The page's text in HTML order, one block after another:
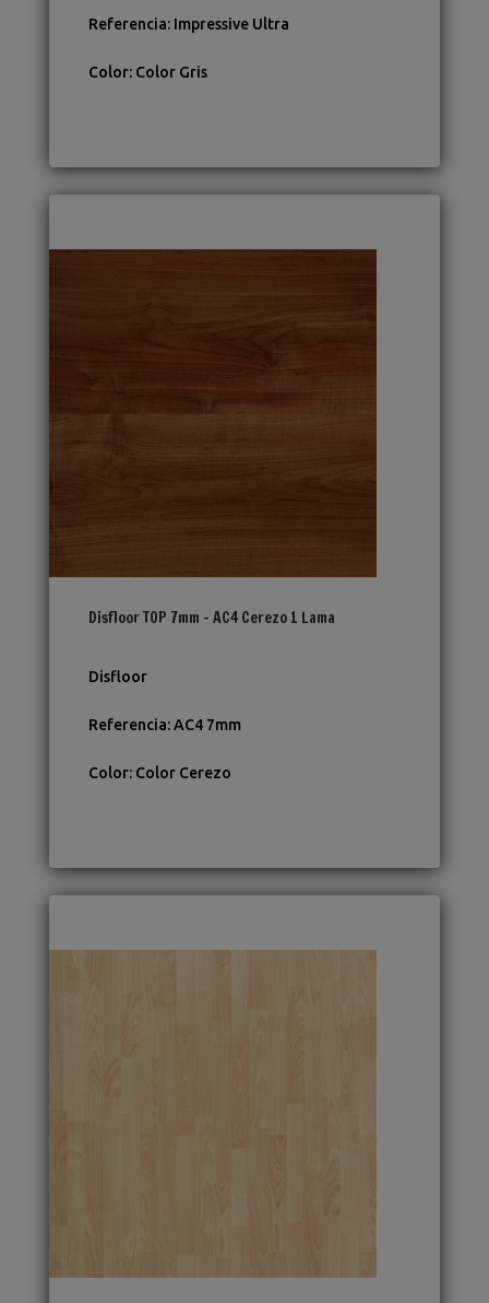
Referencia: Impressive Ultra
Color: Color Gris
Disfloor TOP 7mm – AC4 Cerezo 1 Lama
Disfloor
Referencia:AC4 7mm
Color: Color Cerezo